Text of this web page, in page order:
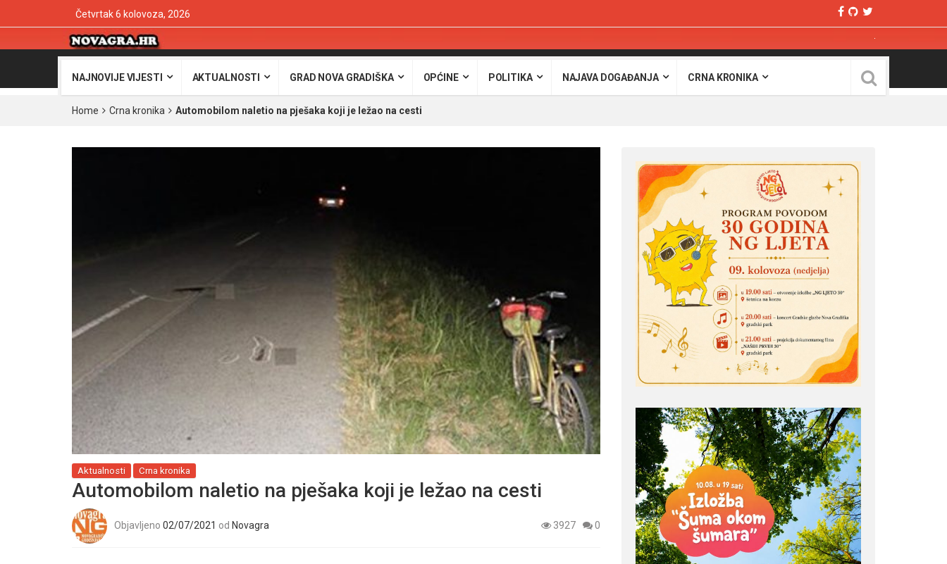
Četvrtak 6 kolovoza, 2026
NAJNOVIJE VIJESTI AKTUALNOSTI GRAD NOVA GRADIŠKA OPĆINE POLITIKA NAJAVA DOGAĐANJA CRNA KRONIKA
Home Crna kronika Automobilom naletio na pješaka koji je ležao na cesti
Aktualnosti Crna kronika
Automobilom naletio na pješaka koji je ležao na cesti
Objavljeno 02/07/2021 od Novagra 3927 0